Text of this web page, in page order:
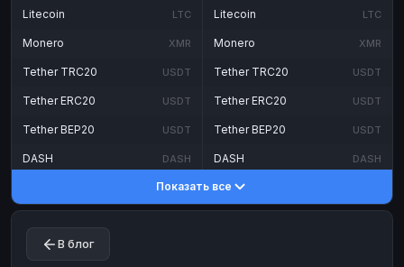
Litecoin LTC
Monero XMR
Tether TRC20 USDT
Tether ERC20 USDT
Tether BEP20 USDT
DASH DASH
TON
TRX
Litecoin LTC
Monero XMR
Tether TRC20 USDT
Tether ERC20 USDT
Tether BEP20 USDT
DASH DASH
Toncoin
Показать все
В блог